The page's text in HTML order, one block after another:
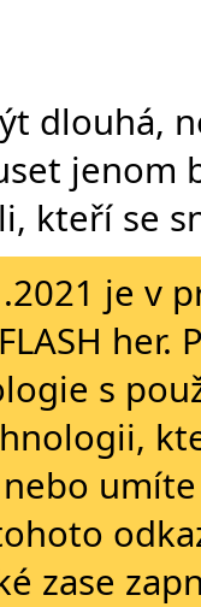
dlouhá,
jenom
kteří se
je v
s
zase